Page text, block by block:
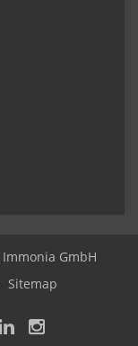
Immonia GmbH
Sitemap